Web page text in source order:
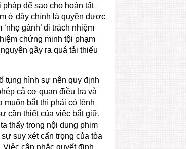
để sao cho hoàn tất
ở đây chính là quyền được
gánh’ đi trách nhiệm
chứng minh tội phạm
gây ra quá tải thiếu
tụng hình sự nên quy định
cả cơ quan điều tra và
muốn bắt thì phải có lệnh
cần thiết của việc bắt giữ.
thấy trong nội dung phim
suy xét cẩn trọng của tòa
cân nhắc quyết định